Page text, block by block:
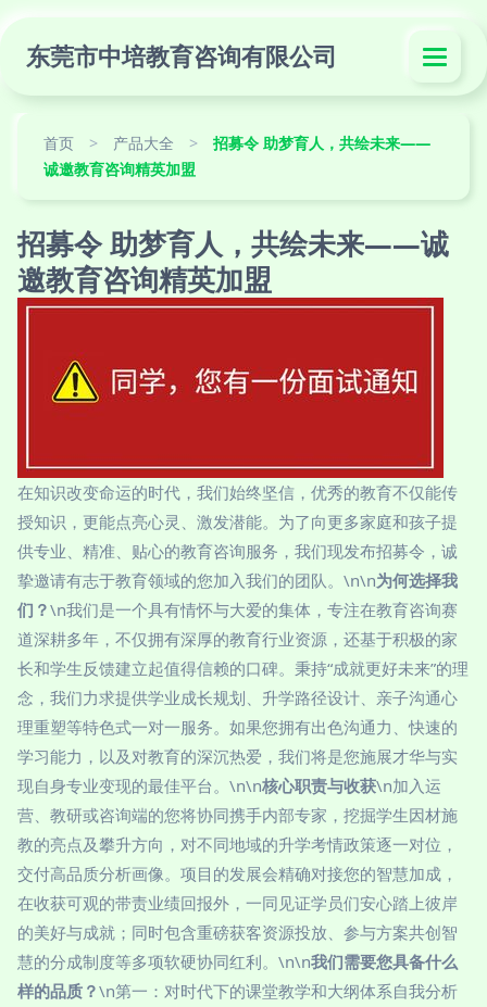
东莞市中培教育咨询有限公司
首页 > 产品大全 >
招募令 助梦育人，共绘未来——
诚邀教育咨询精英加盟
招募令 助梦育人，共绘未来——诚
邀教育咨询精英加盟
在知识改变命运的时代，我们始终坚信，优秀的教育不仅能传
授知识，更能点亮心灵、激发潜能。为了向更多家庭和孩子提
供专业、精准、贴心的教育咨询服务，我们现发布招募令，诚
挚邀请有志于教育领域的您加入我们的团队。\n\n为何选择我
们？\n我们是一个具有情怀与大爱的集体，专注在教育咨询赛
道深耕多年，不仅拥有深厚的教育行业资源，还基于积极的家
长和学生反馈建立起值得信赖的口碑。秉持“成就更好未来”的理
念，我们力求提供学业成长规划、升学路径设计、亲子沟通心
理重塑等特色式一对一服务。如果您拥有出色沟通力、快速的
学习能力，以及对教育的深沉热爱，我们将是您施展才华与实
现自身专业变现的最佳平台。\n\n核心职责与收获\n加入运
营、教研或咨询端的您将协同携手内部专家，挖掘学生因材施
教的亮点及攀升方向，对不同地域的升学考情政策逐一对位，
交付高品质分析画像。项目的发展会精确对接您的智慧加成，
在收获可观的带责业绩回报外，一同见证学员们安心踏上彼岸
的美好与成就；同时包含重磅获客资源投放、参与方案共创智
慧的分成制度等多项软硬协同红利。\n\n我们需要您具备什么
样的品质？\n第一：对时代下的课堂教学和大纲体系自我分析